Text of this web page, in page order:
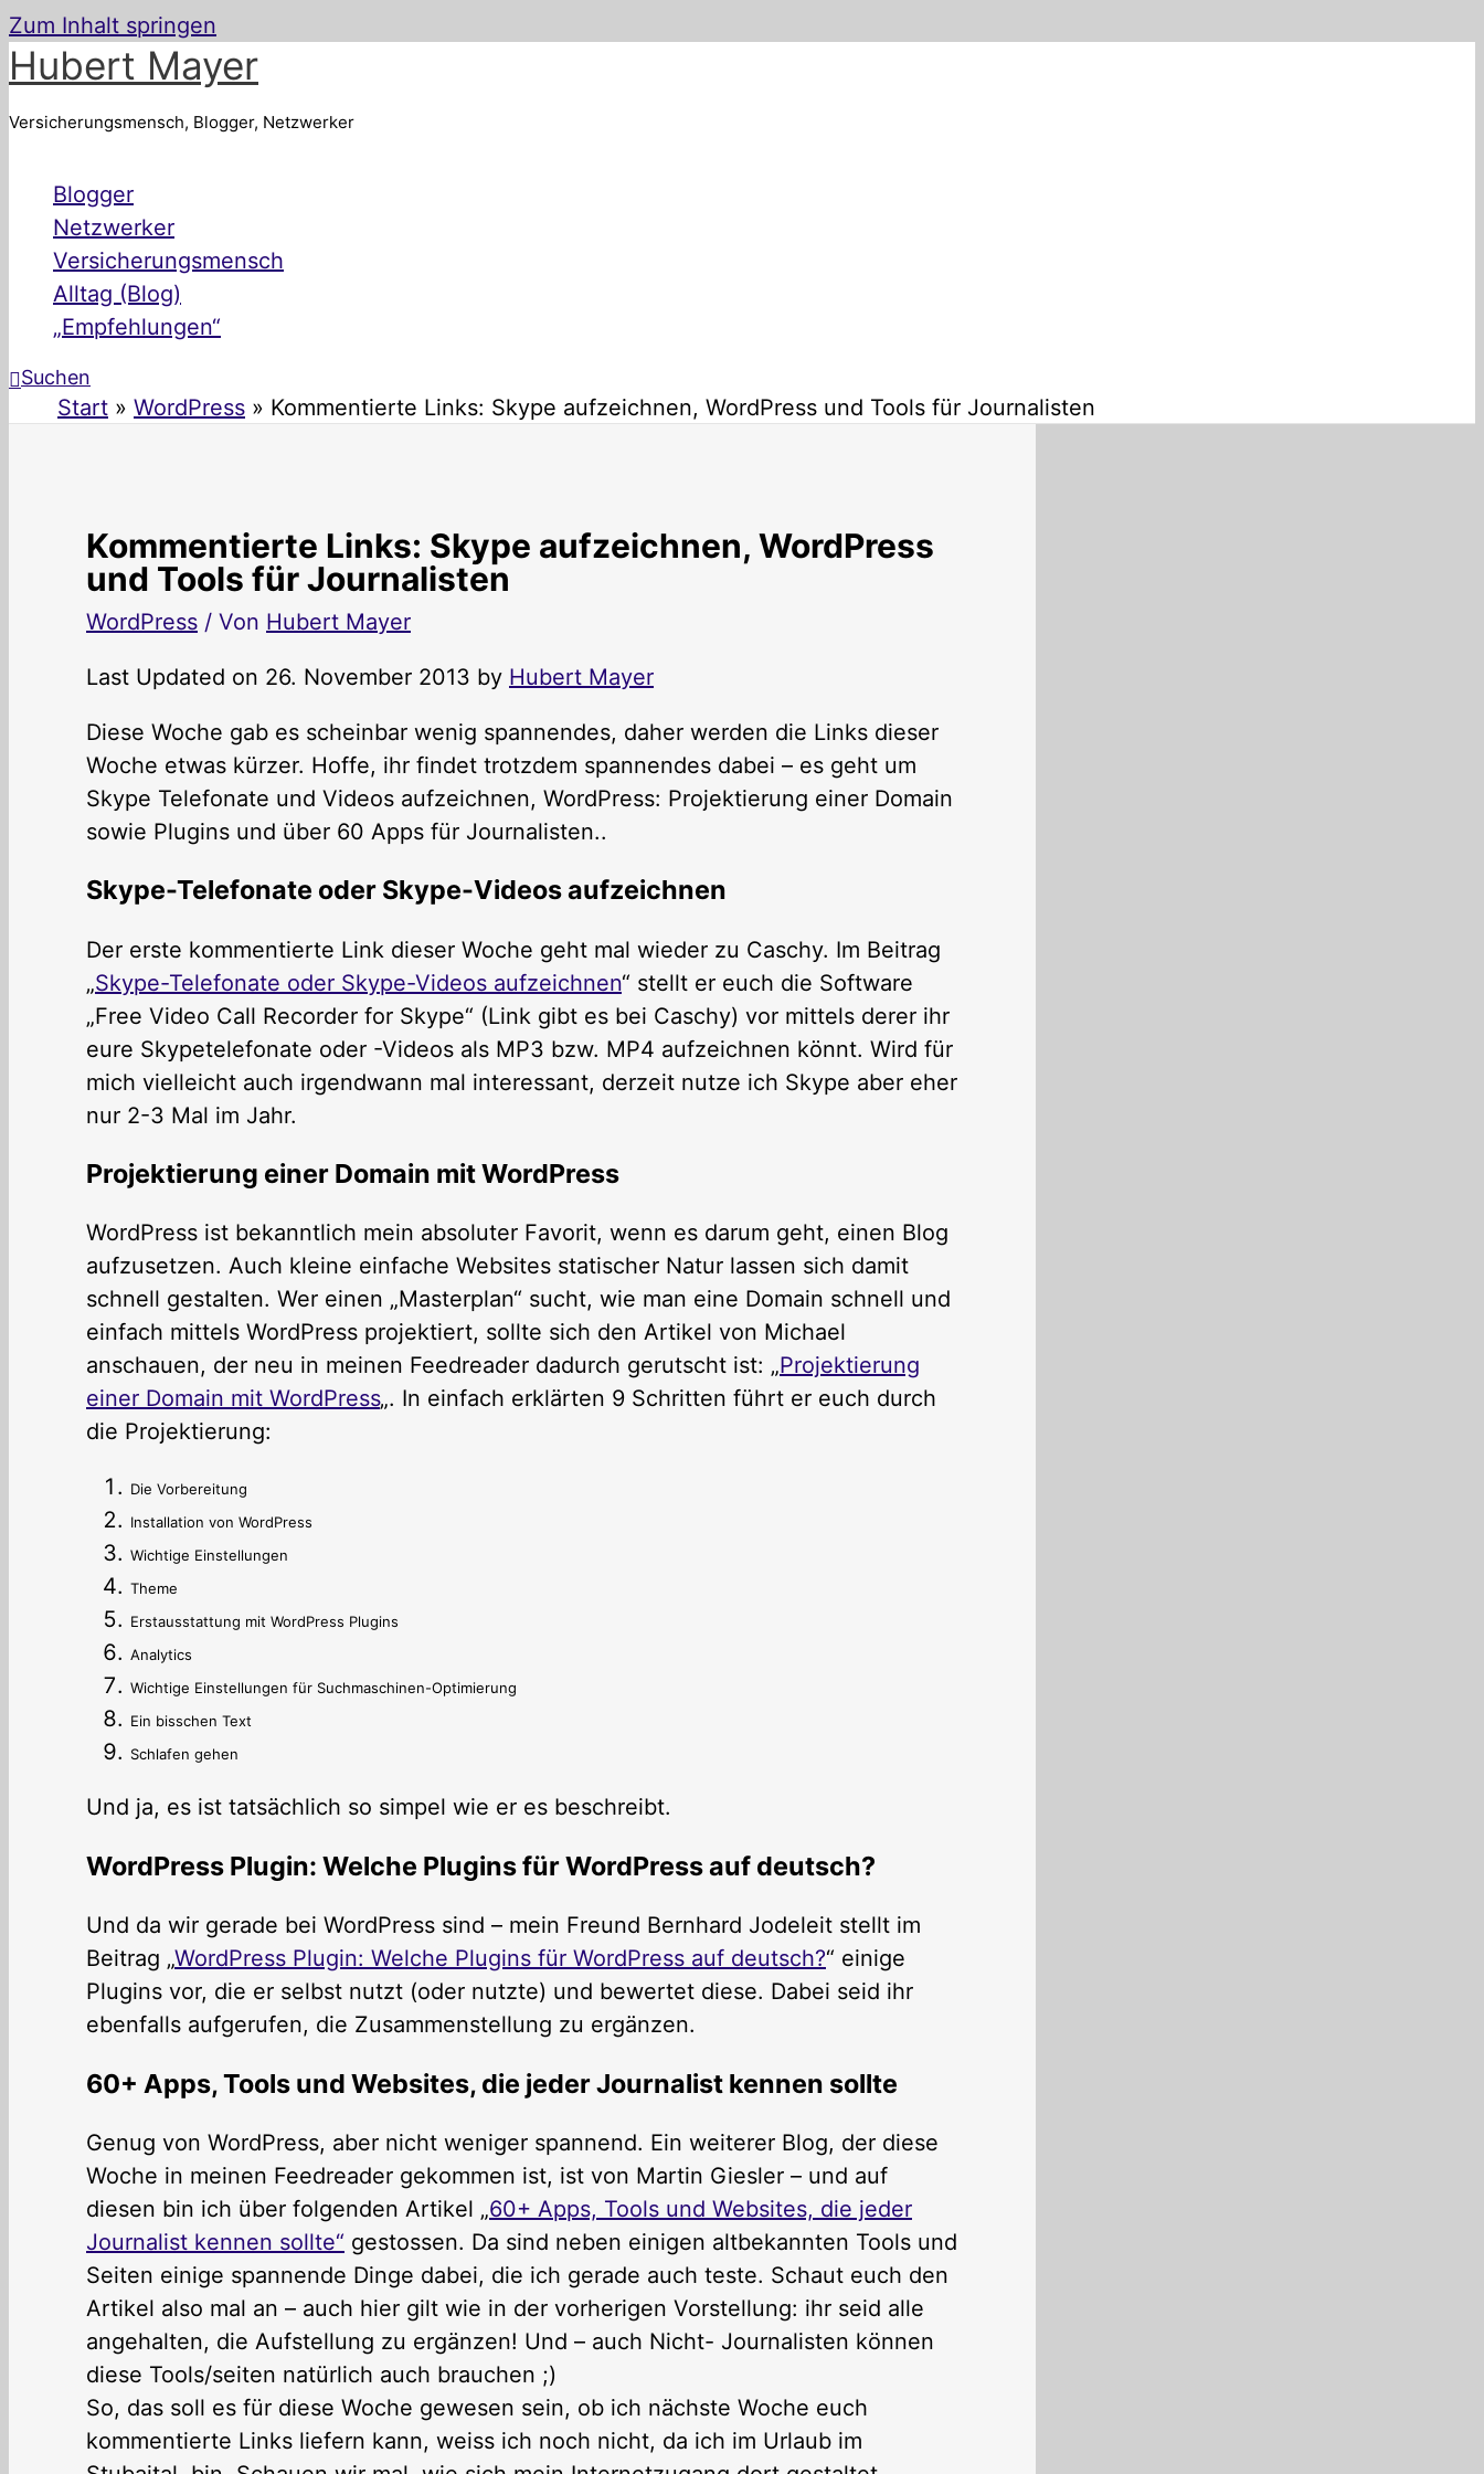
Zum Inhalt springen
Hubert Mayer
Versicherungsmensch, Blogger, Netzwerker
Blogger
Netzwerker
Versicherungsmensch
Alltag (Blog)
„Empfehlungen“
Suchen
Start WordPress Kommentierte Links: Skype aufzeichnen, WordPress und Tools für Journalisten
Kommentierte Links: Skype aufzeichnen, WordPress
und Tools für Journalisten
WordPress / Von Hubert Mayer
Last Updated on 26. November 2013 by Hubert Mayer
Diese Woche gab es scheinbar wenig spannendes, daher werden die Links dieser
Woche etwas kürzer. Hoffe, ihr findet trotzdem spannendes dabei – es geht um
Skype Telefonate und Videos aufzeichnen, WordPress: Projektierung einer Domain
sowie Plugins und über 60 Apps für Journalisten..
Skype-Telefonate oder Skype-Videos aufzeichnen
Der erste kommentierte Link dieser Woche geht mal wieder zu Caschy. Im Beitrag
„Skype-Telefonate oder Skype-Videos aufzeichnen“ stellt er euch die Software
„Free Video Call Recorder for Skype“ (Link gibt es bei Caschy) vor mittels derer ihr
eure Skypetelefonate oder -Videos als MP3 bzw. MP4 aufzeichnen könnt. Wird für
mich vielleicht auch irgendwann mal interessant, derzeit nutze ich Skype aber eher
nur 2-3 Mal im Jahr.
Projektierung einer Domain mit WordPress
WordPress ist bekanntlich mein absoluter Favorit, wenn es darum geht, einen Blog
aufzusetzen. Auch kleine einfache Websites statischer Natur lassen sich damit
schnell gestalten. Wer einen „Masterplan“ sucht, wie man eine Domain schnell und
einfach mittels WordPress projektiert, sollte sich den Artikel von Michael
anschauen, der neu in meinen Feedreader dadurch gerutscht ist: „Projektierung
einer Domain mit WordPress„. In einfach erklärten 9 Schritten führt er euch durch
die Projektierung:
Die Vorbereitung
Installation von WordPress
Wichtige Einstellungen
Theme
Erstausstattung mit WordPress Plugins
Analytics
Wichtige Einstellungen für Suchmaschinen-Optimierung
Ein bisschen Text
Schlafen gehen
Und ja, es ist tatsächlich so simpel wie er es beschreibt.
WordPress Plugin: Welche Plugins für WordPress auf deutsch?
Und da wir gerade bei WordPress sind – mein Freund Bernhard Jodeleit stellt im
Beitrag „WordPress Plugin: Welche Plugins für WordPress auf deutsch?“ einige
Plugins vor, die er selbst nutzt (oder nutzte) und bewertet diese. Dabei seid ihr
ebenfalls aufgerufen, die Zusammenstellung zu ergänzen.
60+ Apps, Tools und Websites, die jeder Journalist kennen sollte
Genug von WordPress, aber nicht weniger spannend. Ein weiterer Blog, der diese
Woche in meinen Feedreader gekommen ist, ist von Martin Giesler – und auf
diesen bin ich über folgenden Artikel „60+ Apps, Tools und Websites, die jeder
Journalist kennen sollte“ gestossen. Da sind neben einigen altbekannten Tools und
Seiten einige spannende Dinge dabei, die ich gerade auch teste. Schaut euch den
Artikel also mal an – auch hier gilt wie in der vorherigen Vorstellung: ihr seid alle
angehalten, die Aufstellung zu ergänzen! Und – auch Nicht- Journalisten können
diese Tools/seiten natürlich auch brauchen ;)
So, das soll es für diese Woche gewesen sein, ob ich nächste Woche euch
kommentierte Links liefern kann, weiss ich noch nicht, da ich im Urlaub im